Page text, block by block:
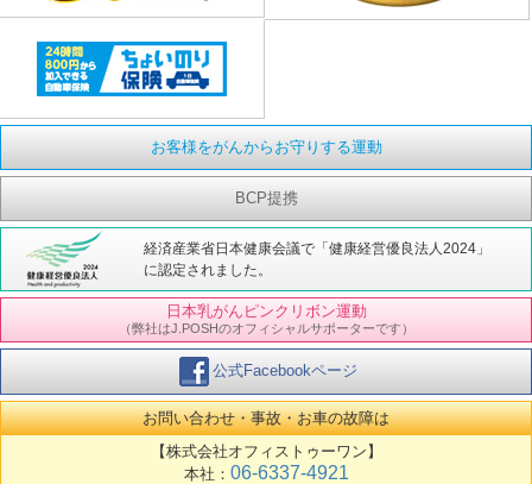
お客様をがんからお守りする運動
BCP提携
経済産業省日本健康会議で「健康経営優良法人2024」
に認定されました。
日本乳がんピンクリボン運動
（弊社はJ.POSHのオフィシャルサポーターです）
公式Facebookページ
お問い合わせ・事故・お車の故障は
【株式会社オフィストゥーワン】
本社： 06-6337-4921